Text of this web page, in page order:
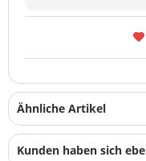
Ähnliche Artikel
Kunden haben sich